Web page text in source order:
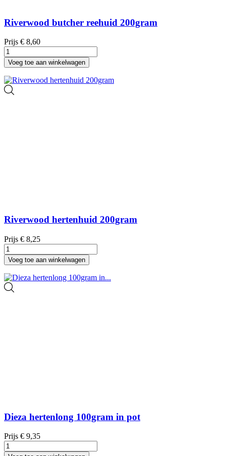
Riverwood butcher reehuid 200gram
Prijs € 8,60
Voeg toe aan winkelwagen
Riverwood hertenhuid 200gram
Prijs € 8,25
Voeg toe aan winkelwagen
Dieza hertenlong 100gram in pot
Prijs € 9,35